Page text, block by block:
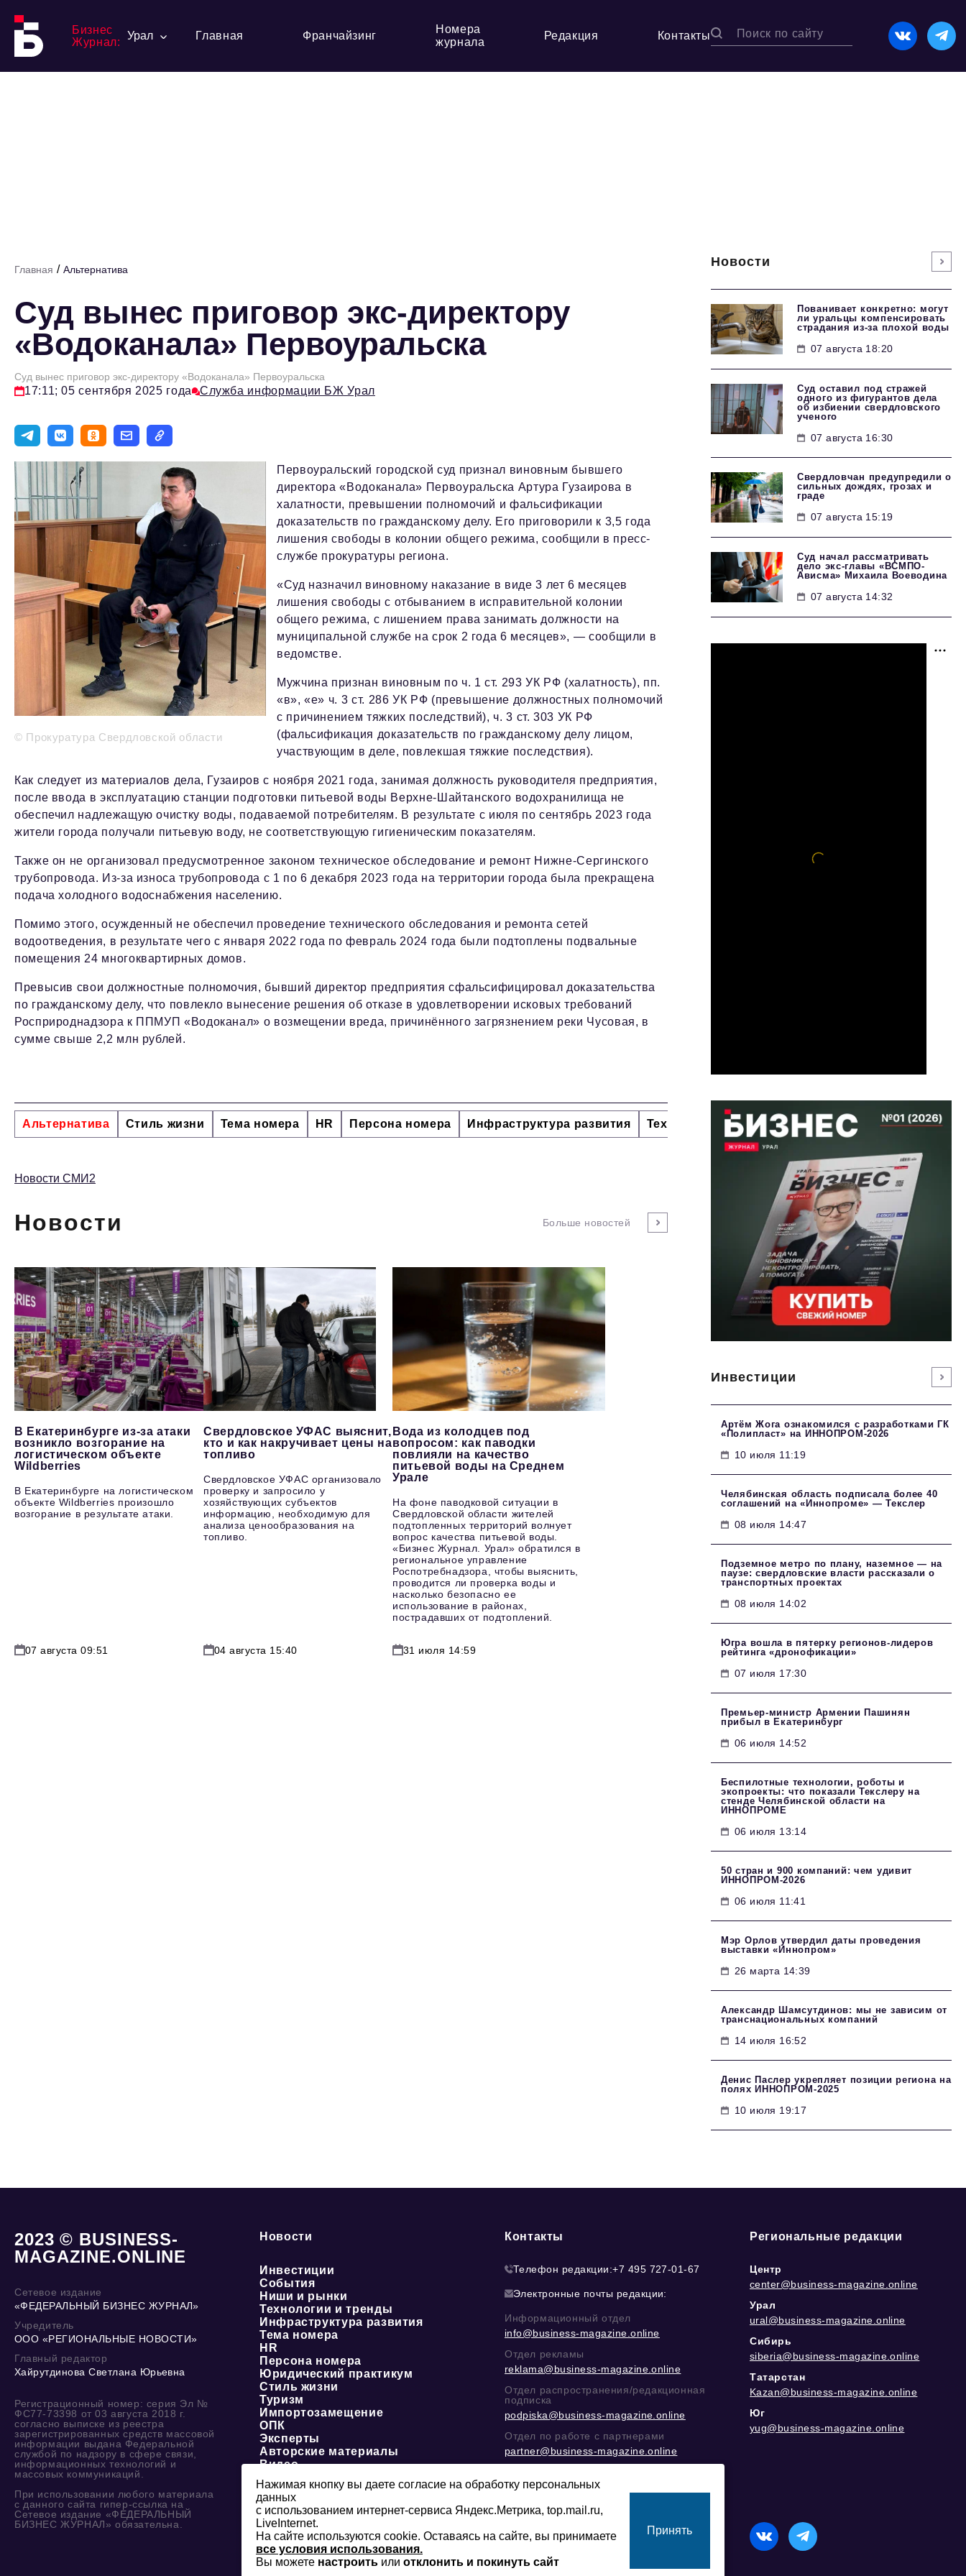
Бизнес
Журнал:
Урал Главная Франчайзинг
Номера
журнала
Редакция Контакты
Главная / Альтернатива
Суд вынес приговор экс-директору
«Водоканала» Первоуральска
Суд вынес приговор экс-директору «Водоканала» Первоуральска
17:11; 05 сентября 2025 года Служба информации БЖ Урал
© Прокуратура Свердловской области
Первоуральский городской суд признал виновным бывшего
директора «Водоканала» Первоуральска Артура Гузаирова в
халатности, превышении полномочий и фальсификации
доказательств по гражданскому делу. Его приговорили к 3,5 года
лишения свободы в колонии общего режима, сообщили в пресс-
службе прокуратуры региона.
«Суд назначил виновному наказание в виде 3 лет 6 месяцев
лишения свободы с отбыванием в исправительной колонии
общего режима, с лишением права занимать должности на
муниципальной службе на срок 2 года 6 месяцев», — сообщили в
ведомстве.
Мужчина признан виновным по ч. 1 ст. 293 УК РФ (халатность), пп.
«в», «е» ч. 3 ст. 286 УК РФ (превышение должностных полномочий
с причинением тяжких последствий), ч. 3 ст. 303 УК РФ
(фальсификация доказательств по гражданскому делу лицом,
участвующим в деле, повлекшая тяжкие последствия).
Как следует из материалов дела, Гузаиров с ноября 2021 года, занимая должность руководителя предприятия,
после ввода в эксплуатацию станции подготовки питьевой воды Верхне-Шайтанского водохранилища не
обеспечил надлежащую очистку воды, подаваемой потребителям. В результате с июля по сентябрь 2023 года
жители города получали питьевую воду, не соответствующую гигиеническим показателям.
Также он не организовал предусмотренное законом техническое обследование и ремонт Нижне-Сергинского
трубопровода. Из-за износа трубопровода с 1 по 6 декабря 2023 года на территории города была прекращена
подача холодного водоснабжения населению.
Помимо этого, осужденный не обеспечил проведение технического обследования и ремонта сетей
водоотведения, в результате чего с января 2022 года по февраль 2024 года были подтоплены подвальные
помещения 24 многоквартирных домов.
Превысив свои должностные полномочия, бывший директор предприятия сфальсифицировал доказательства
по гражданскому делу, что повлекло вынесение решения об отказе в удовлетворении исковых требований
Росприроднадзора к ППМУП «Водоканал» о возмещении вреда, причинённого загрязнением реки Чусовая, в
сумме свыше 2,2 млн рублей.
Альтернатива Стиль жизни Тема номера HR Персона номера Инфраструктура развития Технологии и тренды Ниши и рынки Цитаты
Новости СМИ2
Новости Больше новостей
В Екатеринбурге из-за атаки
возникло возгорание на
логистическом объекте
Wildberries
В Екатеринбурге на логистическом
объекте Wildberries произошло
возгорание в результате атаки.
07 августа 09:51
Свердловское УФАС выяснит,
кто и как накручивает цены на
топливо
Свердловское УФАС организовало
проверку и запросило у
хозяйствующих субъектов
информацию, необходимую для
анализа ценообразования на
топливо.
04 августа 15:40
Вода из колодцев под
вопросом: как паводки
повлияли на качество
питьевой воды на Среднем
Урале
На фоне паводковой ситуации в
Свердловской области жителей
подтопленных территорий волнует
вопрос качества питьевой воды.
«Бизнес Журнал. Урал» обратился в
региональное управление
Роспотребнадзора, чтобы выяснить,
проводится ли проверка воды и
насколько безопасно ее
использование в районах,
пострадавших от подтоплений.
31 июля 14:59
Новости
Пованивает конкретно: могут
ли уральцы компенсировать
страдания из-за плохой воды
07 августа 18:20
Суд оставил под стражей
одного из фигурантов дела
об избиении свердловского
ученого
07 августа 16:30
Свердловчан предупредили о
сильных дождях, грозах и
граде
07 августа 15:19
Суд начал рассматривать
дело экс-главы «ВСМПО-
Ависма» Михаила Воеводина
07 августа 14:32
Инвестиции
Артём Жога ознакомился с разработками ГК
«Полипласт» на ИННОПРОМ-2026
10 июля 11:19
Челябинская область подписала более 40
соглашений на «Иннопроме» — Текслер
08 июля 14:47
Подземное метро по плану, наземное — на
паузе: свердловские власти рассказали о
транспортных проектах
08 июля 14:02
Югра вошла в пятерку регионов-лидеров
рейтинга «дронофикации»
07 июля 17:30
Премьер-министр Армении Пашинян
прибыл в Екатеринбург
06 июля 14:52
Беспилотные технологии, роботы и
экопроекты: что показали Текслеру на
стенде Челябинской области на
ИННОПРОМЕ
06 июля 13:14
50 стран и 900 компаний: чем удивит
ИННОПРОМ‑2026
06 июля 11:41
Мэр Орлов утвердил даты проведения
выставки «Иннопром»
26 марта 14:39
Александр Шамсутдинов: мы не зависим от
транснациональных компаний
14 июля 16:52
Денис Паслер укрепляет позиции региона на
полях ИННОПРОМ-2025
10 июля 19:17
2023 © BUSINESS-
MAGAZINE.ONLINE
Сетевое издание
«ФЕДЕРАЛЬНЫЙ БИЗНЕС ЖУРНАЛ»
Учредитель
ООО «РЕГИОНАЛЬНЫЕ НОВОСТИ»
Главный редактор
Хайрутдинова Светлана Юрьевна
Регистрационный номер: серия Эл №
ФС77-73398 от 03 августа 2018 г.
согласно выписке из реестра
зарегистрированных средств массовой
информации выдана Федеральной
службой по надзору в сфере связи,
информационных технологий и
массовых коммуникаций.
При использовании любого материала
с данного сайта гипер-ссылка на
Сетевое издание «ФЕДЕРАЛЬНЫЙ
БИЗНЕС ЖУРНАЛ» обязательна.
Новости
Инвестиции
События
Ниши и рынки
Технологии и тренды
Инфраструктура развития
Тема номера
HR
Персона номера
Юридический практикум
Стиль жизни
Туризм
Импортозамещение
ОПК
Эксперты
Авторские материалы
Видео
Контакты
Телефон редакции:+7 495 727-01-67
Электронные почты редакции:
Информационный отдел
info@business-magazine.online
Отдел рекламы
reklama@business-magazine.online
Отдел распространения/редакционная
подписка
podpiska@business-magazine.online
Отдел по работе с партнерами
partner@business-magazine.online
@mazovилиMAX
16+
Сайт может содержать контент, не предназначенный для лиц
младше 16-ти лет.
Региональные редакции
Центр
center@business-magazine.online
Урал
ural@business-magazine.online
Сибирь
siberia@business-magazine.online
Татарстан
Kazan@business-magazine.online
Юг
yug@business-magazine.online
Нажимая кнопку вы даете согласие на обработку персональных
данных
с использованием интернет-сервиса Яндекс.Метрика, top.mail.ru,
LiveInternet.
На сайте используются cookie. Оставаясь на сайте, вы принимаете
все условия использования.
Вы можете настроить или отклонить и покинуть сайт
Принять